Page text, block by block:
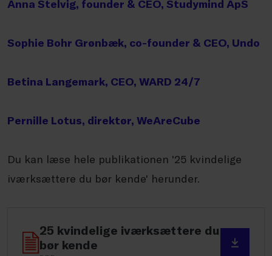
Anna Stelvig, founder & CEO, Studymind ApS
Sophie Bohr Grønbæk, co-founder & CEO, Undo
Betina Langemark, CEO, WARD 24/7
Pernille Lotus, direktør, WeAreCube
Du kan læse hele publikationen '25 kvindelige
iværksættere du bør kende' herunder.
25 kvindelige iværksættere du
bør kende